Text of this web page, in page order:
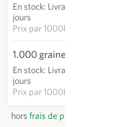
En stock: Livraison 3-5
jours
Prix par1000k: 69,02 €
1.000 graines
En stock: Livraison 3-5
jours
Prix par1000k: 47,45 €
hors frais de port